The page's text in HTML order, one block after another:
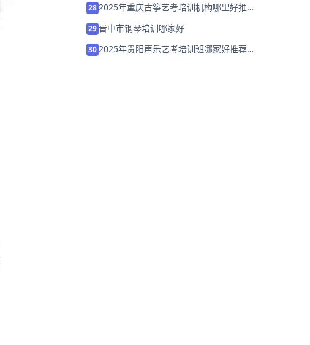
282025年重庆古筝艺考培训机构哪里好推荐
29晋中市钢琴培训哪家好
302025年贵阳声乐艺考培训班哪家好推荐